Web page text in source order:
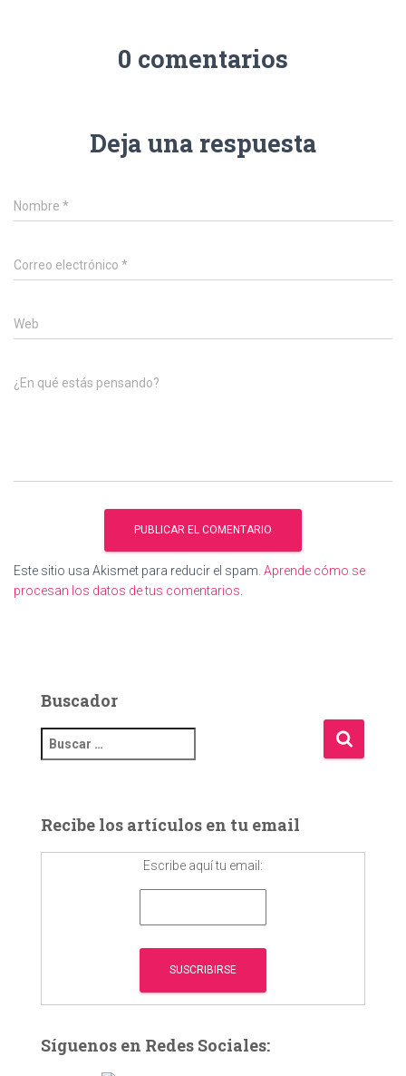
0 comentarios
Deja una respuesta
Nombre *
Correo electrónico *
Web
¿En qué estás pensando?
Este sitio usa Akismet para reducir el spam. Aprende cómo se
procesan los datos de tus comentarios.
Buscador
u
a
:
Recibe los artículos en tu email
Escribe aquí tu email:
Síguenos en Redes Sociales: